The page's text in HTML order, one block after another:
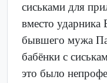
сиськами для
вместо
бывшего мужа
бабёнки с
это было